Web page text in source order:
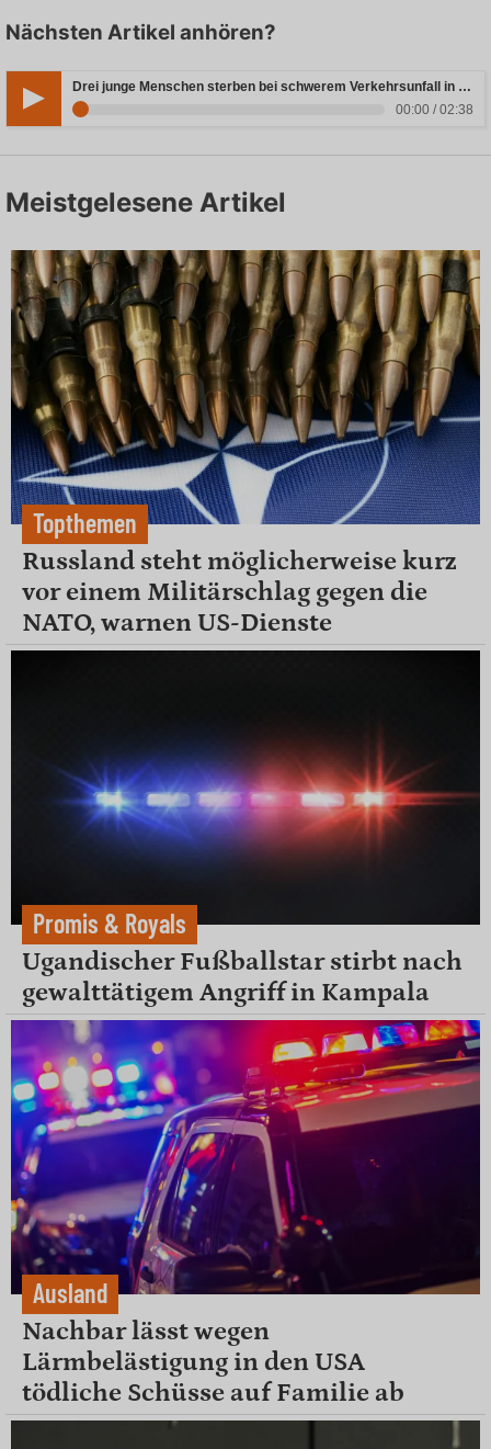
Nächsten Artikel anhören?
Drei junge Menschen sterben bei schwerem Verkehrsunfall in Rheinland-Pfalz
00:00 / 02:38
Meistgelesene Artikel
Topthemen
Russland steht möglicherweise kurz
vor einem Militärschlag gegen die
NATO, warnen US-Dienste
Promis & Royals
Ugandischer Fußballstar stirbt nach
gewalttätigem Angriff in Kampala
Ausland
Nachbar lässt wegen
Lärmbelästigung in den USA
tödliche Schüsse auf Familie ab